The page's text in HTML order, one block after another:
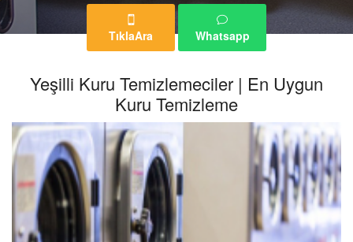
TıklaAra Whatsapp
Yeşilli Kuru Temizlemeciler | En Uygun
Kuru Temizleme